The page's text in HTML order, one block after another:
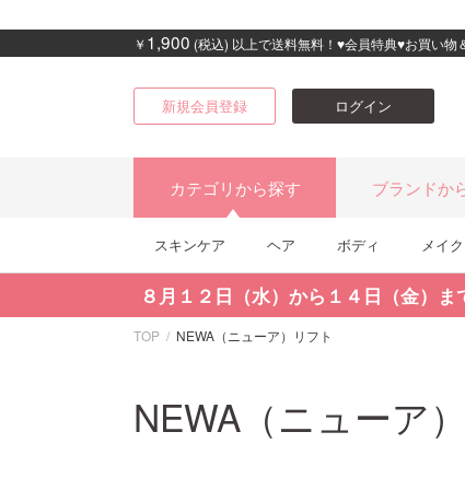
￥ 1,900 (税込) 以上で送料無料！♥会員特典♥お買い物
新規会員登録 ログイン
カテゴリから探す ブランドか
スキンケア ヘア ボディ メイク
８月１２日（水）から１４日（金）
TOP NEWA（ニューア）リフト
NEWA（ニューア